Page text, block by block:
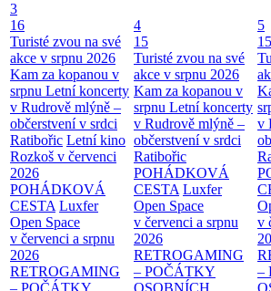
3
16
Turisté zvou na své
akce v srpnu 2026
Kam za kopanou v
srpnu Letní koncerty
v Rudrově mlýně –
občerstvení v srdci
Ratibořic Letní kino
Rozkoš v červenci
2026
POHÁDKOVÁ
CESTA Luxfer
Open Space
v červenci a srpnu
2026
RETROGAMING
4
15
Turisté zvou na své
akce v srpnu 2026
Kam za kopanou v
srpnu Letní koncerty
v Rudrově mlýně –
občerstvení v srdci
Ratibořic
POHÁDKOVÁ
CESTA Luxfer
Open Space
v červenci a srpnu
2026
RETROGAMING
– POČÁTKY
5
15
v
v
–